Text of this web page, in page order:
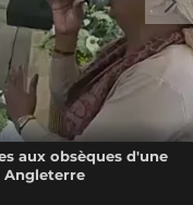
aux obsèques d'une
Angleterre